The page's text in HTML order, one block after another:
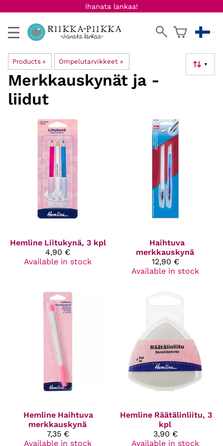
Ihanata lankaa!
Products ‪» Ompelutarvikkeet ‪» ▼
Merkkauskynät ja -
liidut
Hemline Liitukynä, 3 kpl
4,90 €
Available in stock
Haihtuva
merkkauskynä
12,90 €
Available in stock
Hemline Haihtuva
merkkauskynä
7,35 €
Available in stock
Hemline Räätälinliitu, 3
kpl
3,90 €
Available in stock